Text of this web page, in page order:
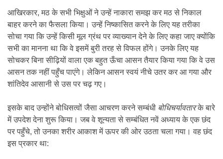
आखिरकार, मठ के सभी भिक्षुओं ने उन्हें नाकारा समझ कर मठ से निकाल
बाहर करने का फैसला किया। उन्हें निष्कासित करने के लिए यह तरीका
सोचा गया कि उन्हें किसी मूल ग्रंथ पर व्याख्यान देने के लिए कहा जाए क्योंकि
सभी का मानना था कि वे इसमें बुरी तरह से विफल होंगे। उनके लिए यह
सोचकर बिना सीढ़ियों वाला एक बहुत ऊँचा आसन तैयार किया गया कि वे उस
आसन तक नहीं पहुँच पाएंगे। लेकिन आसन स्वयं नीचे उतर कर आ गया और
शांतिदेव आसानी से उस पर चढ़ गए।
इसके बाद उन्होंने बोधिसत्वों जैसा आचरण करने सम्बंधी बोधिचर्यावतारके बारे
में उपदेश देना शुरू किया। जब वे शून्यता से सम्बंधित नवें अध्याय के एक छंद
पर पहुँचे, तो उनका शरीर आकाश में ऊपर की ओर उठता चला गया। वह छंद
इस प्रकार था: